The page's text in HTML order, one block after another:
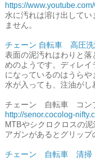
https://
水に汚れは溶け出して
ません。
チェーン 自転車 高圧洗
表面の泥汚れはわりと
めのようです。ディレ
になっているのはうら
水が入っても、注油がし
チェーン 自転車 コン
http://senor.cocolog-
MTBやシクロクロスの
アガンがあるとグリップ
チェーン 自転車 清掃